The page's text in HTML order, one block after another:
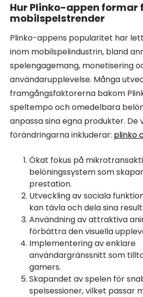
Hur Plinko-appen
mobilspelstrender
Plinko-appens popularitet har
inom mobilspelindustrin, bland
spelengagemang, monetisering
användarupplevelse. Många
framgångsfaktorerna bakom
speltempo och omedelbara
anpassa sina egna produkter. De
förändringarna inkluderar: plinko
Ökat fokus på
belöningssystem som
prestation.
Utveckling av sociala
kan tävla och dela sina
Användning av attraktiva
förbättra den visuella
Implementering av enklare
användargränssnitt som
gamers.
Skapandet av spelen för
spelsessioner, vilket passar